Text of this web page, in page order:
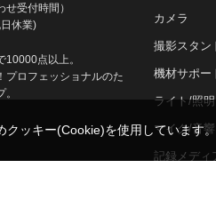
受付時間）
休業)
10000点以上。
プロフェッショナルのた
カメラ
撮影スタン
機材サポー
ライト/照明
マイク/音響
記録メディ
クッキー(Cookie)を使用しています